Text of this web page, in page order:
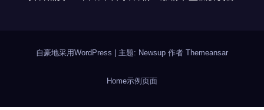
自豪地采用WordPress | 主题: Newsup 作者 Themeansar
Home示例页面